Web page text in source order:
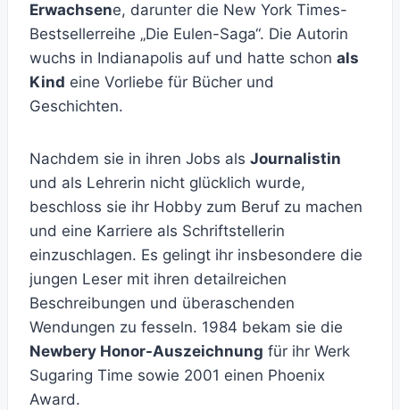
Erwachsene, darunter die New York Times-
Bestsellerreihe „Die Eulen-Saga“. Die Autorin
wuchs in Indianapolis auf und hatte schon als
Kind eine Vorliebe für Bücher und
Geschichten.
Nachdem sie in ihren Jobs als Journalistin
und als Lehrerin nicht glücklich wurde,
beschloss sie ihr Hobby zum Beruf zu machen
und eine Karriere als Schriftstellerin
einzuschlagen. Es gelingt ihr insbesondere die
jungen Leser mit ihren detailreichen
Beschreibungen und überaschenden
Wendungen zu fesseln. 1984 bekam sie die
Newbery Honor-Auszeichnung für ihr Werk
Sugaring Time sowie 2001 einen Phoenix
Award.